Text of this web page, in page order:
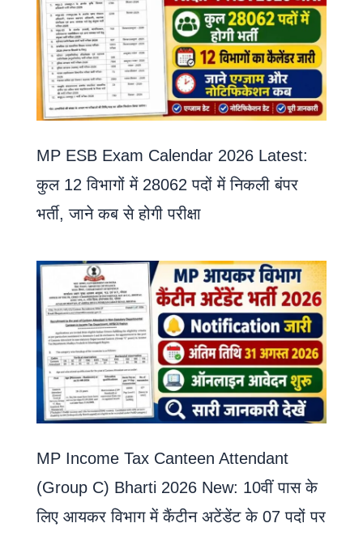
MP ESB Exam Calendar 2026 Latest:
कुल 12 विभागों में 28062 पदों में निकली बंपर
भर्ती, जाने कब से होगी परीक्षा
MP Income Tax Canteen Attendant
(Group C) Bharti 2026 New: 10वीं पास के
लिए आयकर विभाग में कैंटीन अटेंडेंट के 07 पदों पर